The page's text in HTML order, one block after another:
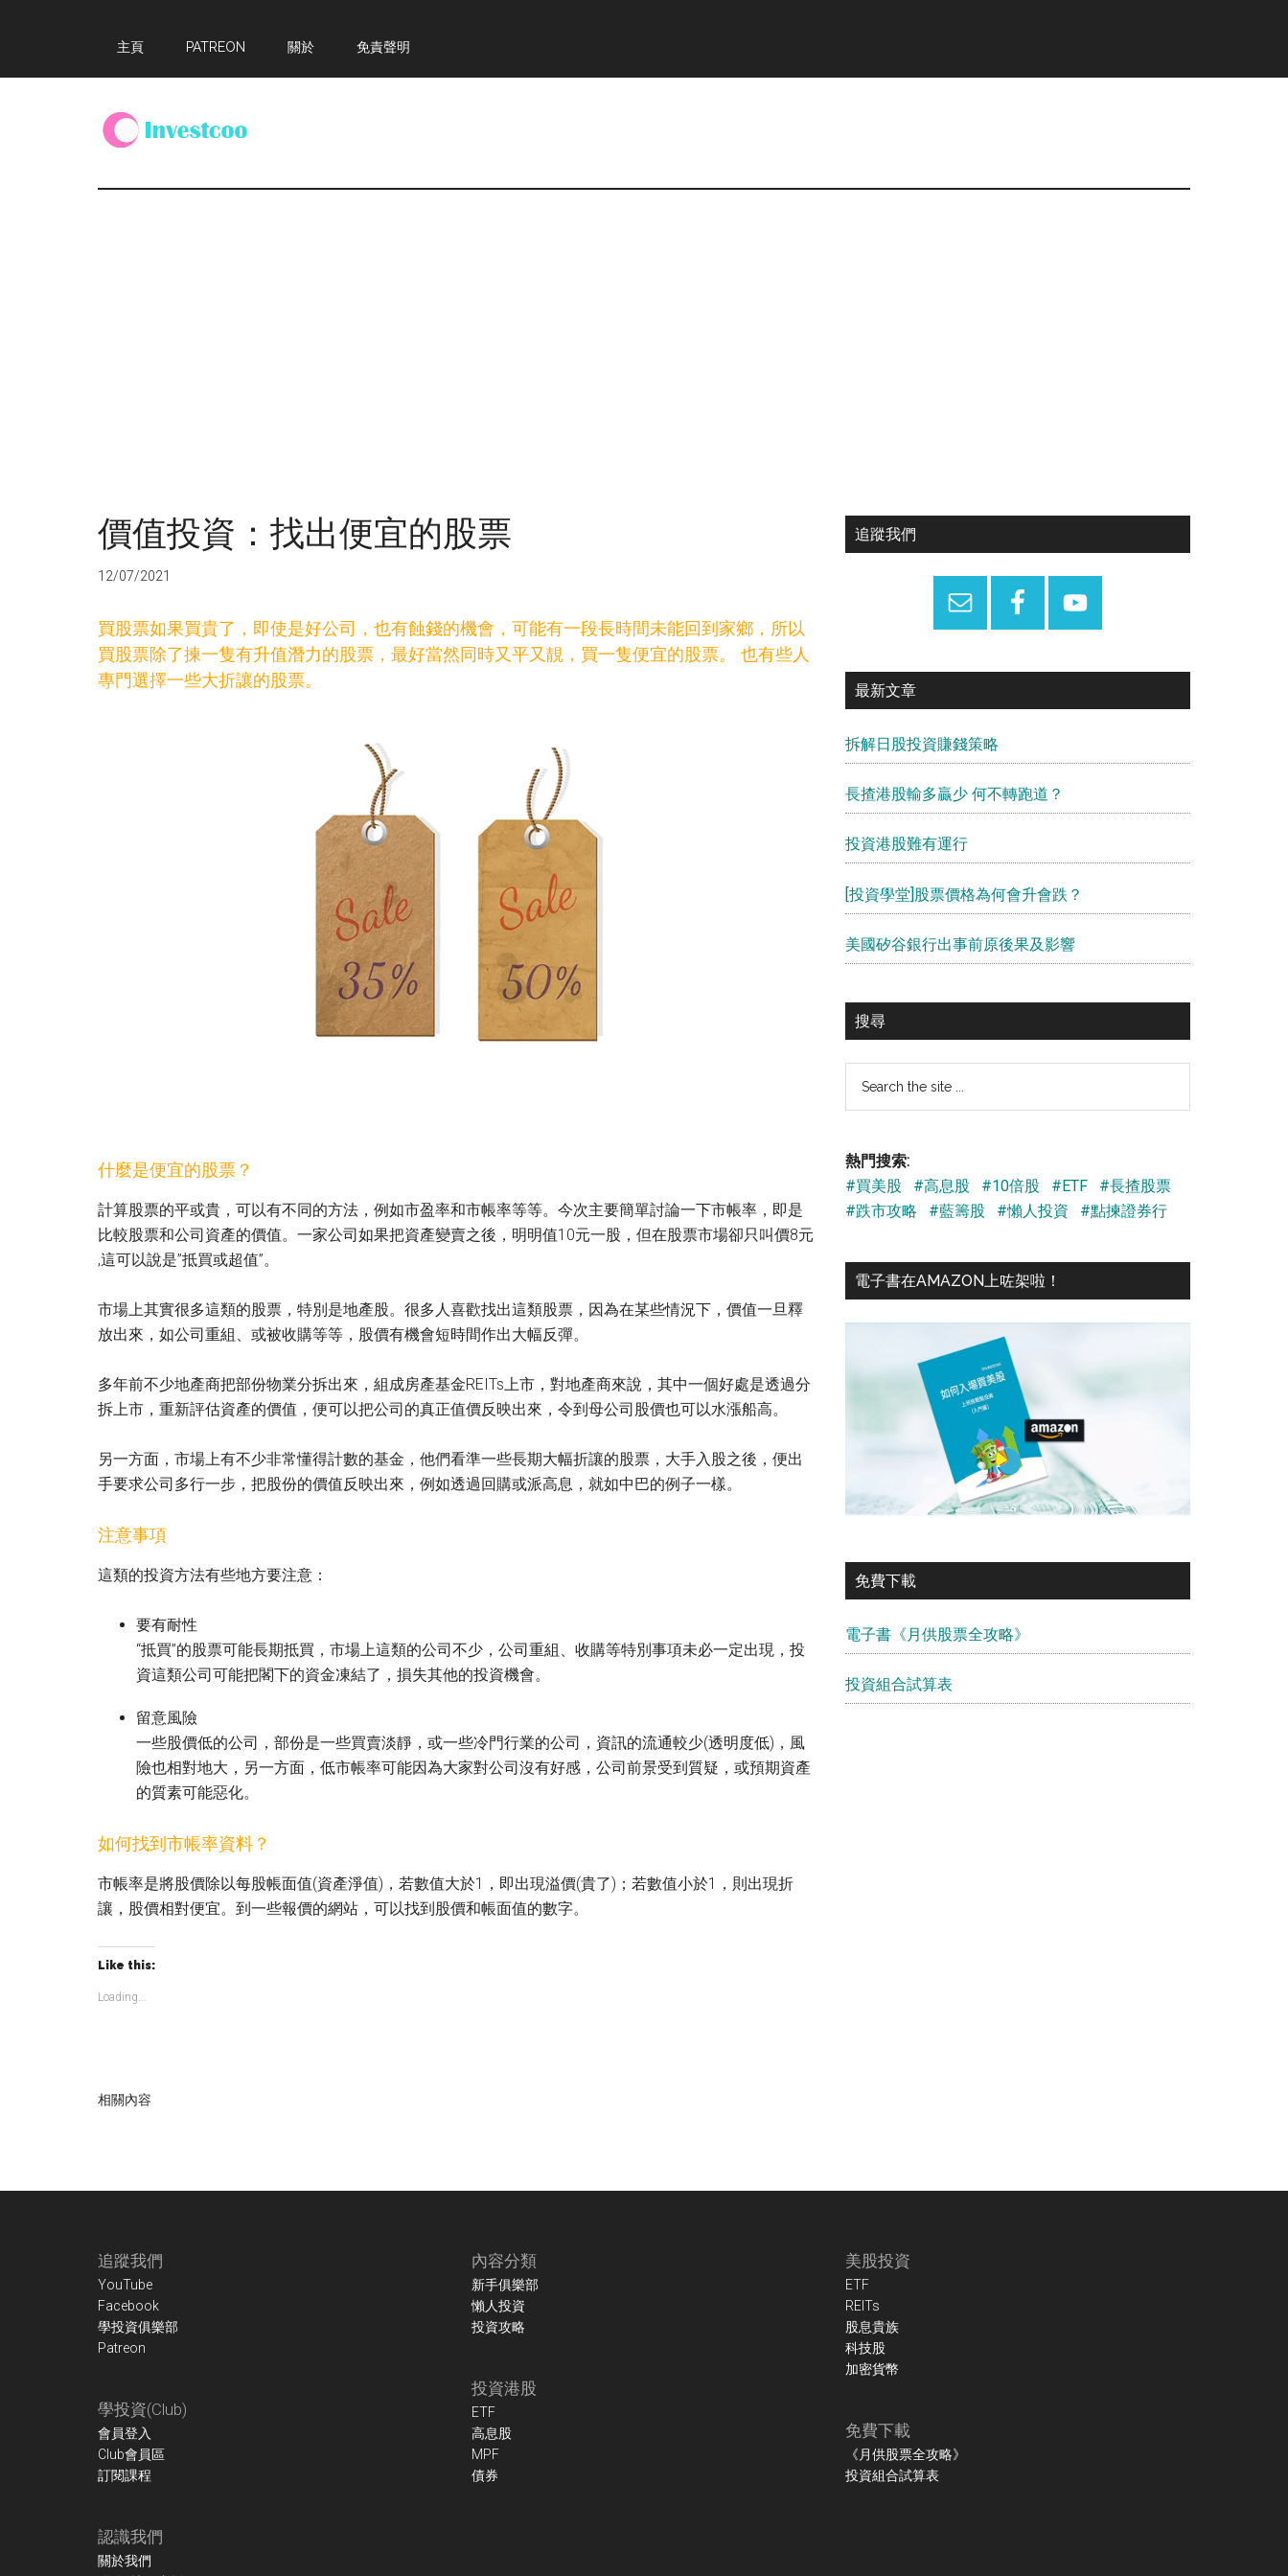
main
primary
footer
主頁 PATREON 關於 免責聲明
Investcoo
個
價值投資：找出便宜的股票
12/07/2021
買股票如果買貴了，即使是好公司，也有蝕錢的機會，可能有一段長時間未能回到家鄉，所以
買股票除了揀一隻有升值潛力的股票，最好當然同時又平又靚，買一隻便宜的股票。 也有些人
專門選擇一些大折讓的股票。
什麼是便宜的股票？
計算股票的平或貴，可以有不同的方法，例如市盈率和市帳率等等。今次主要簡單討論一下市帳率，即是
比較股票和公司資產的價值。一家公司如果把資產變賣之後，明明值10元一股，但在股票市場卻只叫價8元
,這可以說是”抵買或超值”。
市場上其實很多這類的股票，特別是地產股。很多人喜歡找出這類股票，因為在某些情況下，價值一旦釋
放出來，如公司重組、或被收購等等，股價有機會短時間作出大幅反彈。
多年前不少地產商把部份物業分拆出來，組成房產基金REITs上市，對地產商來說，其中一個好處是透過分
拆上市，重新評估資產的價值，便可以把公司的真正值價反映出來，令到母公司股價也可以水漲船高。
另一方面，市場上有不少非常懂得計數的基金，他們看準一些長期大幅折讓的股票，大手入股之後，便出
手要求公司多行一步，把股份的價值反映出來，例如透過回購或派高息，就如中巴的例子一樣。
注意事項
這類的投資方法有些地方要注意：
要有耐性
“抵買”的股票可能長期抵買，市場上這類的公司不少，公司重組、收購等特別事項未必一定出現，投
資這類公司可能把閣下的資金凍結了，損失其他的投資機會。
留意風險
一些股價低的公司，部份是一些買賣淡靜，或一些冷門行業的公司，資訊的流通較少(透明度低)，風
險也相對地大，另一方面，低市帳率可能因為大家對公司沒有好感，公司前景受到質疑，或預期資產
的質素可能惡化。
如何找到市帳率資料？
市帳率是將股價除以每股帳面值(資產淨值)，若數值大於1，即出現溢價(貴了)；若數值小於1，則出現折
讓，股價相對便宜。到一些報價的網站，可以找到股價和帳面值的數字。
Like this:
Loading...
相關內容
Primary
追蹤我們
最新文章
拆解日股投資賺錢策略
長揸港股輸多贏少 何不轉跑道？
投資港股難有運行
[投資學堂]股票價格為何會升會跌？
美國矽谷銀行出事前原後果及影響
搜尋
熱門搜索:
#買美股
#高息股 #10倍股 #ETF
#長揸股票
#跌市攻略
#藍籌股 #懶人投資 #點揀證券行
電子書在AMAZON上咗架啦！
免費下載
電子書《月供股票全攻略》
投資組合試算表
追蹤我們
YouTube
Facebook
學投資俱樂部
Patreon
學投資(Club)
會員登入
Club會員區
訂閱課程
認識我們
關於我們
內容分類
新手俱樂部
懶人投資
投資攻略
投資港股
ETF
高息股
MPF
債券
美股投資
ETF
REITs
股息貴族
科技股
加密貨幣
免費下載
《月供股票全攻略》
投資組合試算表